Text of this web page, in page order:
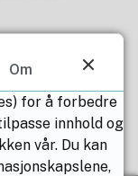
etter?
Om
for å forbedre
innhold og
vår. Du kan